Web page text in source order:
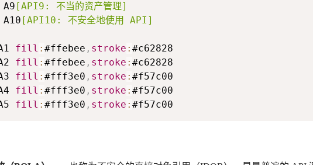
A9 [API9: 不当的资产管理]
A10 [API10: 不安全地使用 API]
fill : #ffebee , stroke : #c62828
fill : #ffebee , stroke : #c62828
fill : #fff3e0 , stroke : #f57c00
fill : #fff3e0 , stroke : #f57c00
fill : #fff3e0 , stroke : #f57c00